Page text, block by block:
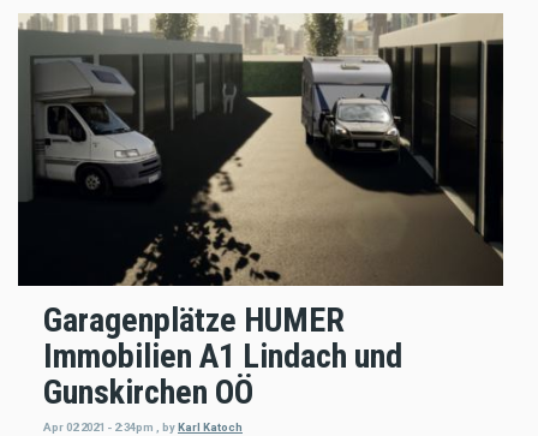
Garagenplätze HUMER
Immobilien A1 Lindach und
Gunskirchen OÖ
Apr 02 2021 - 2:34pm byKarl Katoch